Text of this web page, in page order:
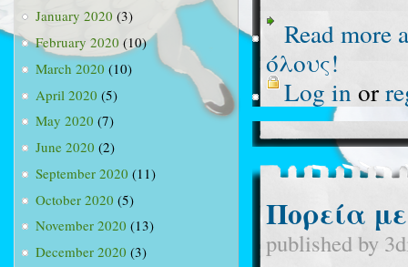
January 2020 (3)
February 2020 (10)
March 2020 (10)
April 2020 (5)
May 2020 (7)
June 2020 (2)
September 2020 (11)
October 2020 (5)
November 2020 (13)
December 2020 (3)
Read more
όλους!
Log in or
Πορεία
published by